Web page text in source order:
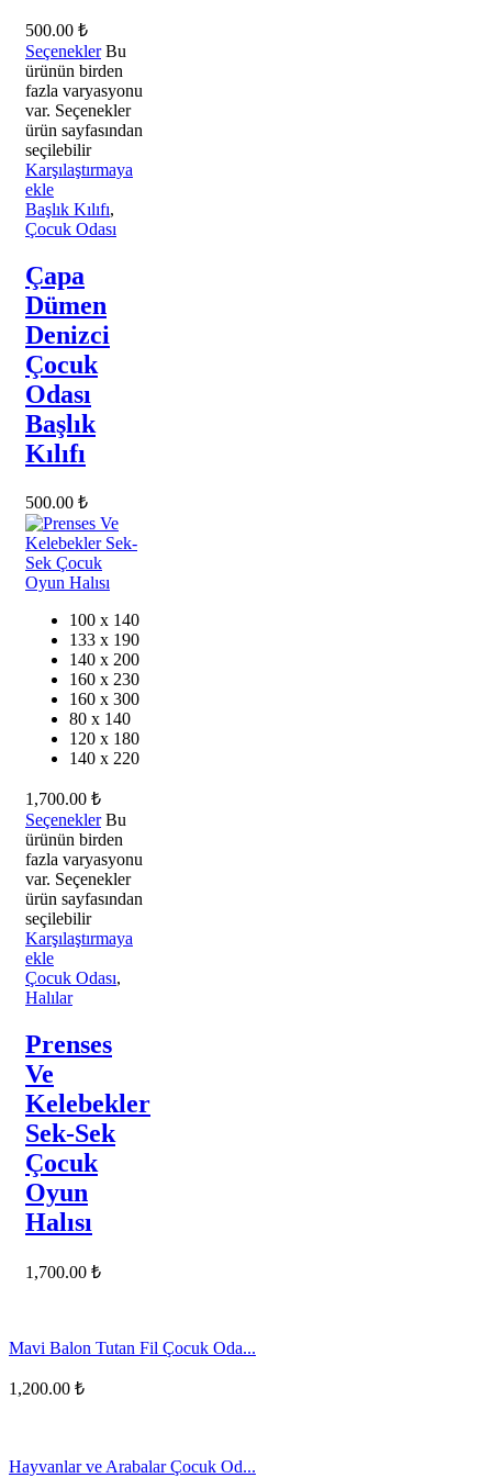
500.00 ₺
Seçenekler Bu
ürünün birden
fazla varyasyonu
var. Seçenekler
ürün sayfasından
seçilebilir
Karşılaştırmaya
ekle
Başlık Kılıfı,
Çocuk Odası
Çapa
Dümen
Denizci
Çocuk
Odası
Başlık
Kılıfı
500.00 ₺
100 x 140
133 x 190
140 x 200
160 x 230
160 x 300
80 x 140
120 x 180
140 x 220
1,700.00 ₺
Seçenekler Bu
ürünün birden
fazla varyasyonu
var. Seçenekler
ürün sayfasından
seçilebilir
Karşılaştırmaya
ekle
Çocuk Odası,
Halılar
Prenses
Ve
Kelebekler
Sek-Sek
Çocuk
Oyun
Halısı
1,700.00 ₺
Mavi Balon Tutan Fil Çocuk Oda...
1,200.00 ₺
Hayvanlar ve Arabalar Çocuk Od...